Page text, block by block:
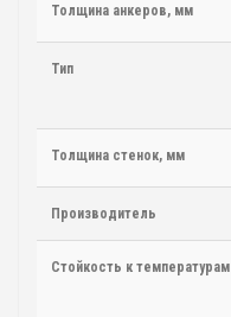
Толщина анкеров, мм
Тип
Толщина стенок, мм
Производитель
Стойкость к температурам